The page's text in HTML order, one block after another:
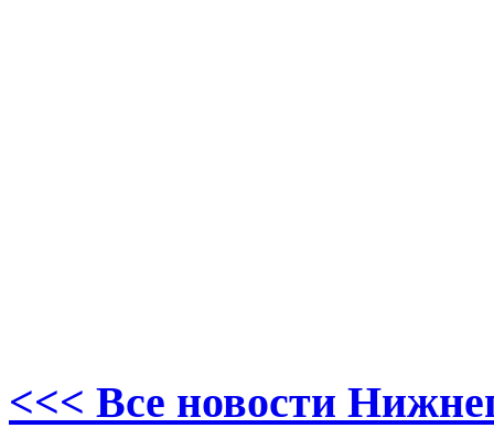
<<< Все новости